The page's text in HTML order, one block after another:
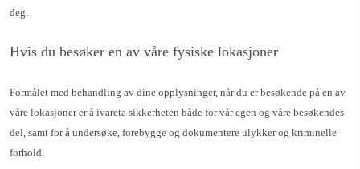
deg.
Hvis du besøker en av våre fysiske lokasjoner
Formålet med behandling av dine opplysninger, når du er besøkende på en av
våre lokasjoner er å ivareta sikkerheten både for vår egen og våre besøkendes
del, samt for å undersøke, forebygge og dokumentere ulykker og kriminelle
forhold.